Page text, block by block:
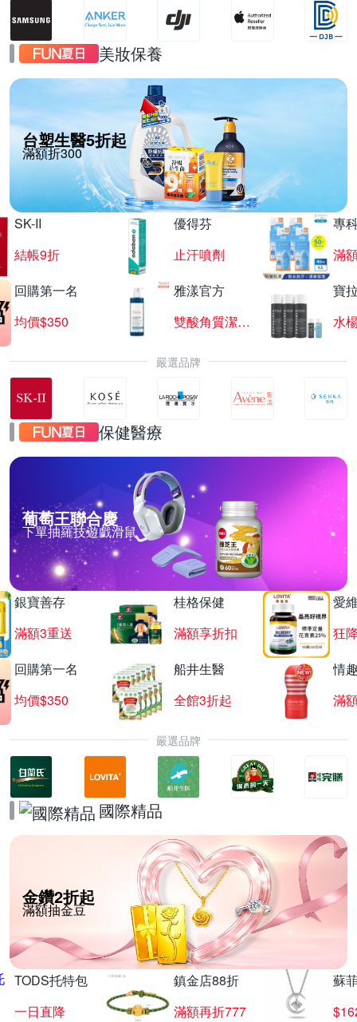
美妝保養
台塑生醫5折起
滿額折300
SK-II
結帳9折
優得芬
止汗噴劑
專
滿
回購第一名
均價$350
雅漾官方
雙酸角質潔膚露
寶
水
嚴選品牌
保健醫療
葡萄王聯合慶
下單抽羅技遊戲滑鼠
銀寶善存
滿額3重送
桂格保健
滿額享折扣
愛
狂
回購第一名
均價$350
船井生醫
全館3折起
情
滿
嚴選品牌
國際精品
金鑽2折起
滿額抽金豆
TODS托特包
一日直降
鎮金店88折
滿額再折777
蘇